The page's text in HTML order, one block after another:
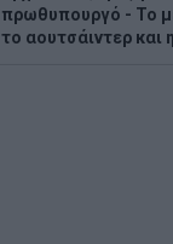
πρωθυπουργό - Το
το αουτσάιντερ και